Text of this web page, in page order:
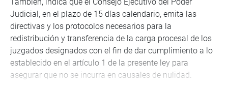
Judicial, en el plazo de 15 días calendario, emita las
directivas y los protocolos necesarios para la
redistribución y transferencia de la carga procesal de los
juzgados designados con el fin de dar cumplimiento a lo
establecido en el artículo 1 de la presente ley para
asegurar que no se incurra en causales de nulidad.